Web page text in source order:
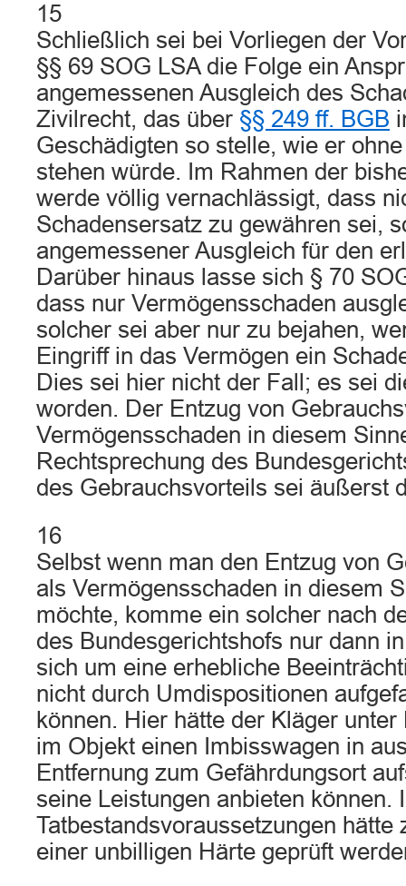
15
Schließlich sei bei Vorliegen der
§§ 69 SOG LSA die Folge ein
angemessenen Ausgleich des
Zivilrecht, das über §§ 249 ff. BGB
Geschädigten so stelle, wie er
stehen würde. Im Rahmen der
werde völlig vernachlässigt, dass
Schadensersatz zu gewähren sei,
angemessener Ausgleich für den
Darüber hinaus lasse sich § 70
dass nur Vermögensschaden
solcher sei aber nur zu bejahen,
Eingriff in das Vermögen ein
Dies sei hier nicht der Fall; es sei
worden. Der Entzug von
Vermögensschaden in diesem
Rechtsprechung des
des Gebrauchsvorteils sei äußerst
16
Selbst wenn man den Entzug von
als Vermögensschaden in diesem
möchte, komme ein solcher nach
des Bundesgerichtshofs nur dann
sich um eine erhebliche
nicht durch Umdispositionen
können. Hier hätte der Kläger
im Objekt einen Imbisswagen in
Entfernung zum Gefährdungsort
seine Leistungen anbieten können.
Tatbestandsvoraussetzungen hätte
einer unbilligen Härte geprüft